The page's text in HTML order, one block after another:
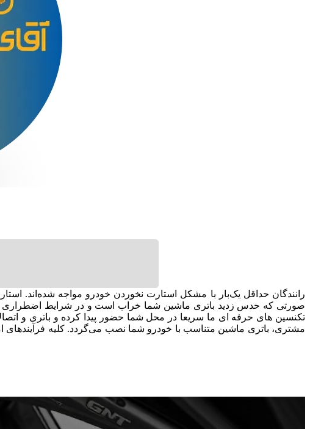
رانندگان حداقل یک‌بار با مشکل استارت نخوردن خودرو مواجه شده‌اند.
تکنسین های حرفه ای ما سریعا در محل شما حضور پیدا کرده و باتری و
مشتری، باتری ماشین متناسب با خودرو شما نصب می‌گردد. کلیه فرآیندهای